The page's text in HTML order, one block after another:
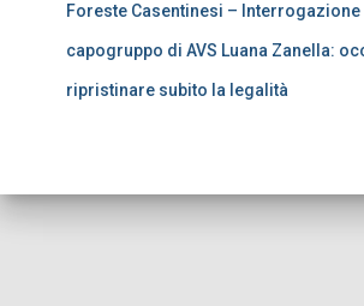
Foreste Casentinesi – Interrogazione
capogruppo di AVS Luana Zanella:
ripristinare subito la legalità